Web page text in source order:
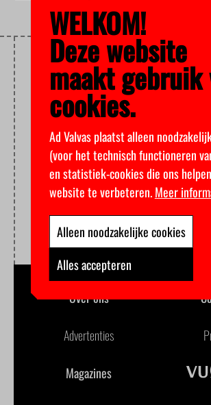
Over ons
Advertenties
Magazines
WELKOM!
Deze website
maakt gebruik
cookies.
Ad Valvas plaatst alleen
(voor het technisch functioneren
en statistiek-cookies die ons
website te verbeteren.Meer
Alleen noodzakelijke cookies
Alles accepteren